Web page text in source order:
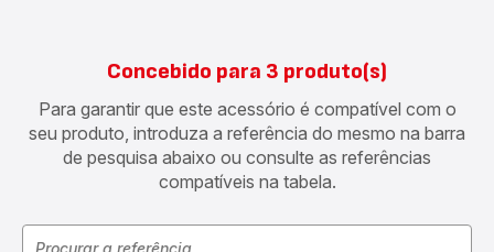
Concebido para 3 produto(s)
Para garantir que este acessório é compatível com o
seu produto, introduza a referência do mesmo na barra
de pesquisa abaixo ou consulte as referências
compatíveis na tabela.